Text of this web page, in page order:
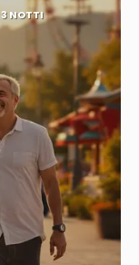
3 NOTTI